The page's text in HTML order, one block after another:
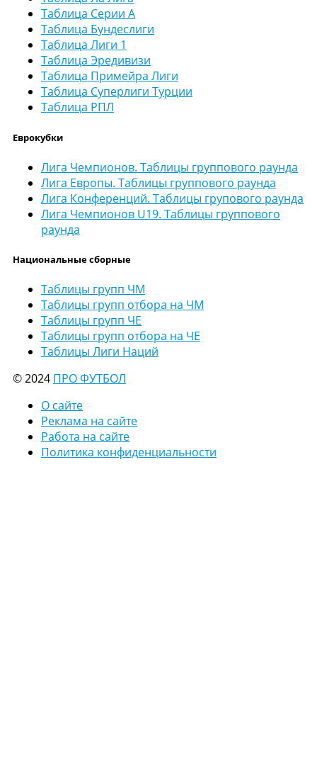
Таблица Серии А
Таблица Бундеслиги
Таблица Лиги 1
Таблица Эредивизи
Таблица Примейра Лиги
Таблица Суперлиги Турции
Таблица РПЛ
Еврокубки
Лига Чемпионов. Таблицы группового раунда
Лига Европы. Таблицы группового раунда
Лига Конференций. Таблицы групового раунда
Лига Чемпионов U19. Таблицы группового
раунда
Национальные сборные
Таблицы групп ЧМ
Таблицы групп отбора на ЧМ
Таблицы групп ЧЕ
Таблицы групп отбора на ЧЕ
Таблицы Лиги Наций
© 2024 ПРО ФУТБОЛ
О сайте
Реклама на сайте
Работа на сайте
Политика конфиденциальности